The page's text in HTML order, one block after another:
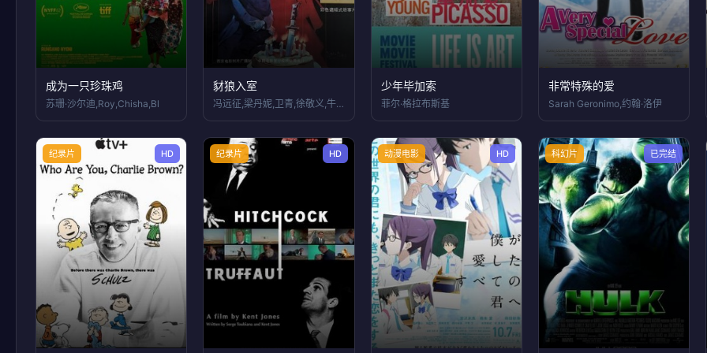
成为一只珍珠鸡
苏珊·沙尔迪,Roy,Chisha,Bl
豺狼入室
冯远征,梁丹妮,卫青,徐敬义,牛银红
少年毕加索
菲尔·格拉布斯基
非常特殊的爱
Sarah Geronimo,约翰·洛伊
纪录片 HD 纪录片 HD 动漫电影 HD 科幻片 已完结